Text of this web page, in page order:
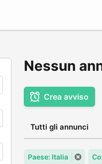
Nessun
Crea avviso
Tutti gli annunci
Paese: Italia